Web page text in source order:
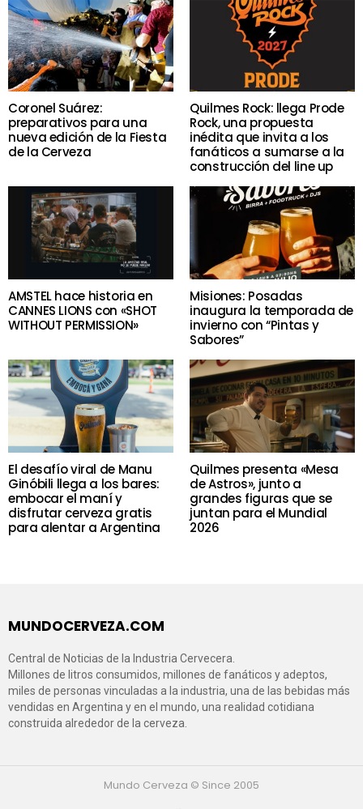
Coronel Suárez:
preparativos para una
nueva edición de la Fiesta
de la Cerveza
Quilmes Rock: llega Prode
Rock, una propuesta
inédita que invita a los
fanáticos a sumarse a la
construcción del line up
AMSTEL hace historia en
CANNES LIONS con «SHOT
WITHOUT PERMISSION»
Misiones: Posadas
inaugura la temporada de
invierno con “Pintas y
Sabores”
El desafío viral de Manu
Ginóbili llega a los bares:
embocar el maní y
disfrutar cerveza gratis
para alentar a Argentina
Quilmes presenta «Mesa
de Astros», junto a
grandes figuras que se
juntan para el Mundial
2026
MUNDOCERVEZA.COM
Central de Noticias de la Industria Cervecera.
Millones de litros consumidos, millones de fanáticos y adeptos,
miles de personas vinculadas a la industria, una de las bebidas más
vendidas en Argentina y en el mundo, una realidad cotidiana
construida alrededor de la cerveza.
Mundo Cerveza © Since 2005